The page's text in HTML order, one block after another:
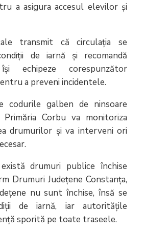
a asigura accesul elevilor și
transmit că circulația se
de iarnă și recomandă
echipeze corespunzător
a preveni incidentele.
codurile galben de ninsoare
Corbu va monitoriza
drumurilor și va interveni ori
drumuri publice închise
Drumuri Județene Constanța,
nu sunt închise, însă se
de iarnă, iar autoritățile
sporită pe toate traseele.